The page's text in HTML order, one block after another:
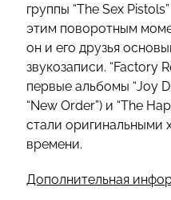
группы “The Sex
этим поворотным
он и его друзья
звукозаписи. “Factory
первые альбомы “Joy
“New Order”) и “The
стали оригинальными
времени.
Дополнительная